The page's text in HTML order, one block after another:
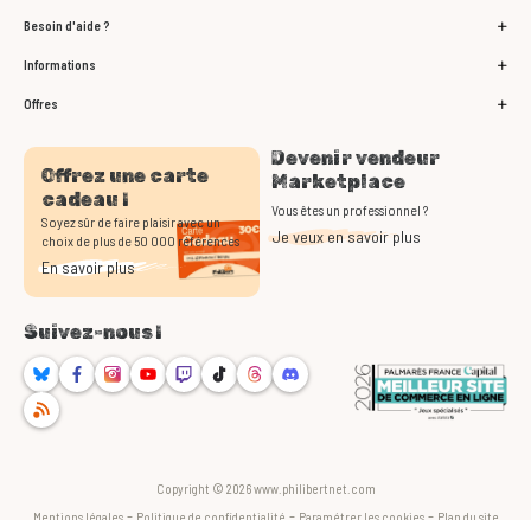
Besoin d'aide ?
Informations
Offres
Offrez une carte
cadeau !
Soyez sûr de faire plaisir avec un
choix de plus de 50 000 références
En savoir plus
Devenir vendeur
Marketplace
Vous êtes un professionnel ?
Je veux en savoir plus
Suivez-nous !
BlueskyFacebookInstagram
YoutubeTwitchTikTokThreadsDiscord
RSS
Copyright © 2026 www.philibertnet.com
- - -